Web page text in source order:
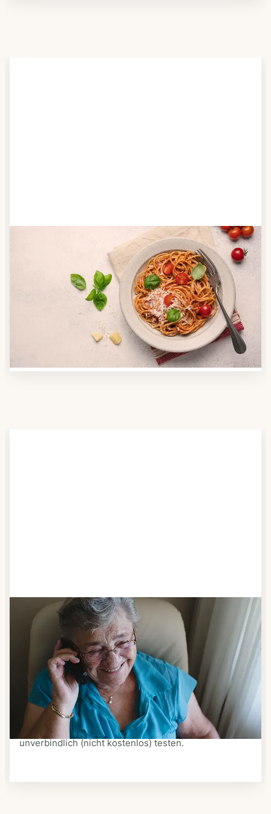
Anbieter finden
Nutzen Sie unsere große Mahlzeiten-Dienst-Suche,
um herauszufinden, welche Anbieter es in Ihrer
Region gibt und welcher am besten zu Ihnen passt.
Verschaffen Sie sich auch einen Überblick über die
Essen auf Rädern-Kosten.
Schritt 3
Bestellen & liefern lassen
Suchen Sie sich aus dem Speiseplan Ihres Anbieters
aus, was Ihnen schmeckt. Bestellen Sie telefonisch,
schriftlich oder im Online-Shop Ihres Anbieters.
Ein Kurier liefert Ihnen das bestellte Essen zum
vereinbarten Zeitpunkt nach Hause. Bei vielen
Anbietern können Sie Essen auf Rädern auch
unverbindlich (nicht kostenlos) testen.